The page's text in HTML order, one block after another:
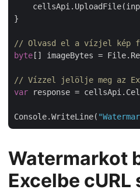
}
// Olvasd el a vízjel kép
byte [] imageBytes =
// Vízzel jelölje meg az
var response =
Console.WriteLine(
Watermarkot
Excelbe